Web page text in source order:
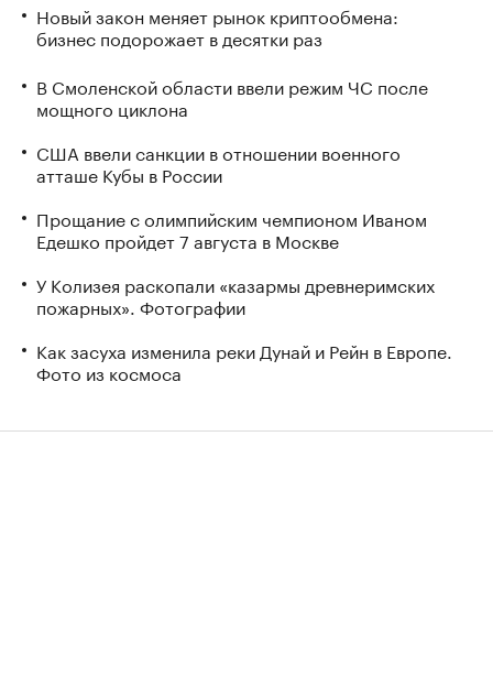
Новый закон меняет рынок криптообмена:
бизнес подорожает в десятки раз
В Смоленской области ввели режим ЧС после
мощного циклона
США ввели санкции в отношении военного
атташе Кубы в России
Прощание с олимпийским чемпионом Иваном
Едешко пройдет 7 августа в Москве
У Колизея раскопали «казармы древнеримских
пожарных». Фотографии
Как засуха изменила реки Дунай и Рейн в Европе.
Фото из космоса